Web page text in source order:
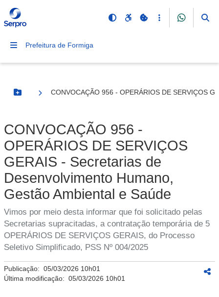
Prefeitura de Formiga
Botão Menu
CONVOCAÇÃO 956 - OPERÁRIOS DE SERVIÇOS
CONVOCAÇÃO 956 -
OPERÁRIOS DE SERVIÇOS
GERAIS - Secretarias de
Desenvolvimento Humano,
Gestão Ambiental e Saúde
Vimos por meio desta informar que foi solicitado pelas
Secretarias supracitadas, a contratação temporária de 5
OPERÁRIOS DE SERVIÇOS GERAIS, do Processo
Seletivo Simplificado, PSS Nº 004/2025
Publicação: 05/03/2026 10h01
Última modificação: 05/03/2026 10h01